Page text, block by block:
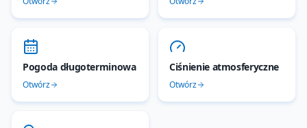
Pogoda długoterminowa
Otwórz
Ciśnienie atmosferyczne
Otwórz